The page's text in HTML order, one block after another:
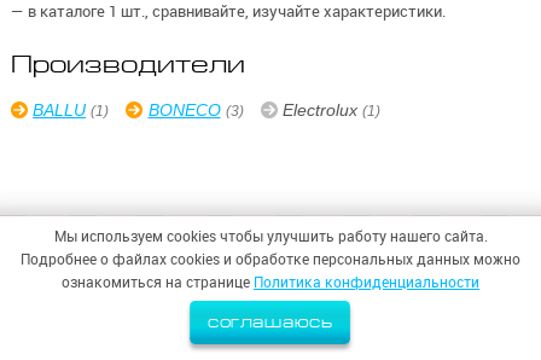
— в каталоге 1 шт., сравнивайте, изучайте характеристики.
Производители
BALLU (1) BONECO (3) Electrolux (1)
© 2026,ООО «СИНТЕЗ БЕЗОПАСНОСТИ»
Политика конфиденциальности
Мы используем cookies чтобы улучшить работу нашего сайта.
Подробнее о файлах cookies и обработке персональных данных можно
ознакомиться на странице Политика конфиденциальности
соглашаюсь